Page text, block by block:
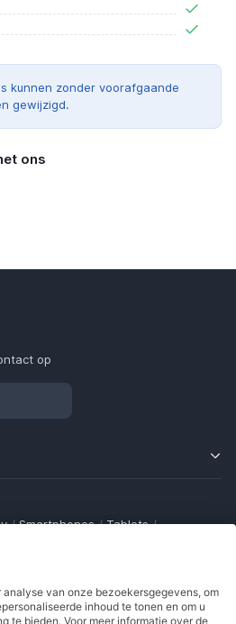
kunnen zonder voorafgaande
gewijzigd.
ons
op
/ Smartphones / Tablets /
/ Robuuste telefoons /
telefoons / Refurbished
van onze bezoekersgegevens, om
inhoud te tonen en om u
te bieden. Voor meer informatie over de